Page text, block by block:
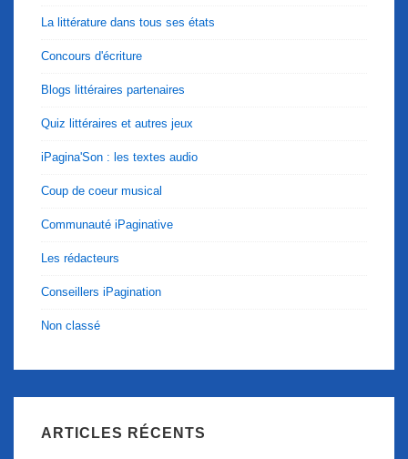
La littérature dans tous ses états
Concours d'écriture
Blogs littéraires partenaires
Quiz littéraires et autres jeux
iPagina'Son : les textes audio
Coup de coeur musical
Communauté iPaginative
Les rédacteurs
Conseillers iPagination
Non classé
ARTICLES RÉCENTS